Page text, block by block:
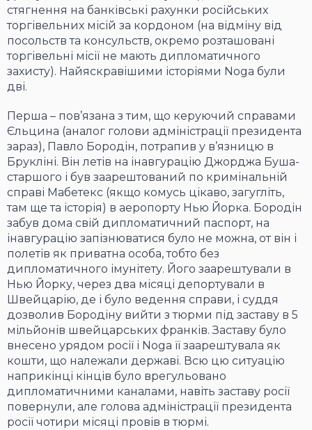
стягнення на банківські рахунки російських
торгівельних місій за кордоном (на відміну від
посольств та консульств, окремо розташовані
торгівельні місії не мають дипломатичного
захисту). Найяскравішими історіями Noga були
дві.
Перша – пов’язана з тим, що керуючий справами
Єльцина (аналог голови адміністрації президента
зараз), Павло Бородін, потрапив у в’язницю в
Брукліні. Він летів на інавгурацію Джорджа Буша-
старшого і був заарештований по кримінальній
справі Мабетекс (якщо комусь цікаво, загугліть,
там ще та історія) в аеропорту Нью Йорка. Бородін
забув дома свій дипломатичний паспорт, на
інавгурацію запізнюватися було не можна, от він і
полетів як приватна особа, тобто без
дипломатичного імунітету. Його заарештували в
Нью Йорку, через два місяці депортували в
Швейцарію, де і було ведення справи, і суддя
дозволив Бородіну вийти з тюрми під заставу в 5
мільйонів швейцарських франків. Заставу було
внесено урядом росії і Noga її заарештувала як
кошти, що належали державі. Всю цю ситуацію
наприкінці кінців було врегульовано
дипломатичними каналами, навіть заставу росії
повернули, але голова адміністрації президента
росії чотири місяці провів в тюрмі.